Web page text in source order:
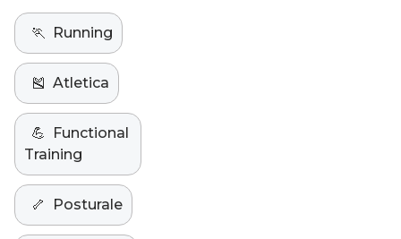
🏃 Running
🎽 Atletica
💪
Functional
Training
🦴 Posturale